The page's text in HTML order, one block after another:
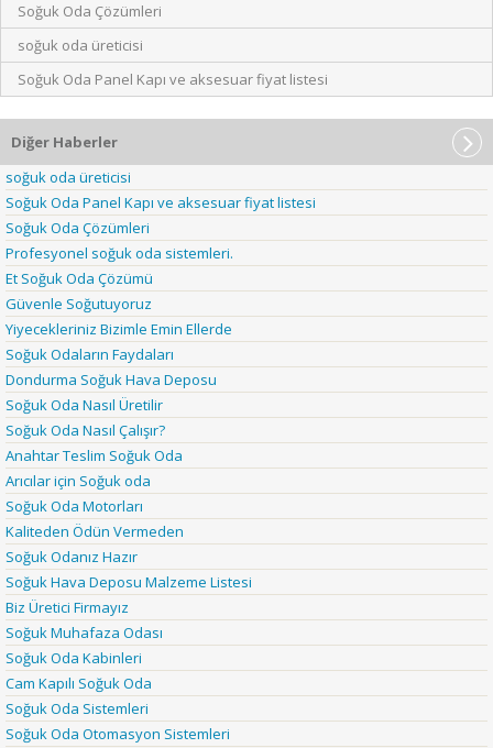
Soğuk Oda Çözümleri
soğuk oda üreticisi
Soğuk Oda Panel Kapı ve aksesuar fiyat listesi
Diğer Haberler
soğuk oda üreticisi
Soğuk Oda Panel Kapı ve aksesuar fiyat listesi
Soğuk Oda Çözümleri
Profesyonel soğuk oda sistemleri.
Et Soğuk Oda Çözümü
Güvenle Soğutuyoruz
Yiyecekleriniz Bizimle Emin Ellerde
Soğuk Odaların Faydaları
Dondurma Soğuk Hava Deposu
Soğuk Oda Nasıl Üretilir
Soğuk Oda Nasıl Çalışır?
Anahtar Teslim Soğuk Oda
Arıcılar için Soğuk oda
Soğuk Oda Motorları
Kaliteden Ödün Vermeden
Soğuk Odanız Hazır
Soğuk Hava Deposu Malzeme Listesi
Biz Üretici Firmayız
Soğuk Muhafaza Odası
Soğuk Oda Kabinleri
Cam Kapılı Soğuk Oda
Soğuk Oda Sistemleri
Soğuk Oda Otomasyon Sistemleri